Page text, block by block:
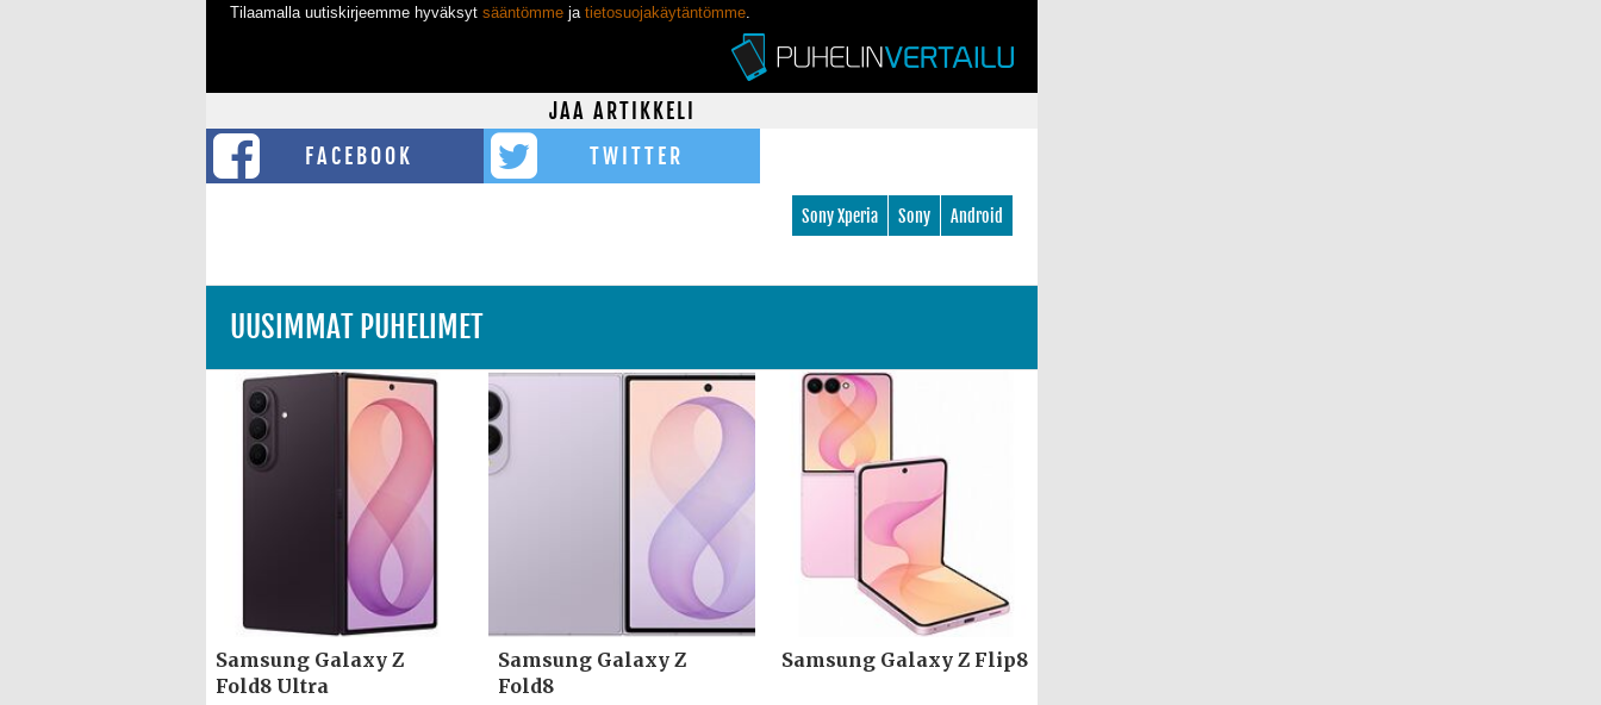
Tilaamalla uutiskirjeemme hyväksyt sääntömme ja tietosuojakäytäntömme.
JAA ARTIKKELI
FACEBOOK
TWITTER
Android
Sony
Sony Xperia
UUSIMMAT PUHELIMET
Samsung Galaxy Z
Fold8 Ultra
Samsung Galaxy Z
Fold8
Samsung Galaxy Z Flip8